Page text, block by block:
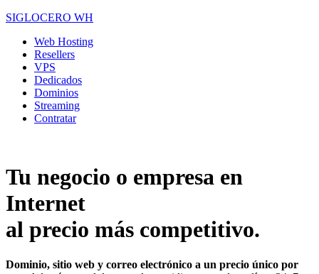
SIGLOCERO WH
Web Hosting
Resellers
VPS
Dedicados
Dominios
Streaming
Contratar
Tu negocio o empresa en
Internet
al precio más competitivo.
Dominio, sitio web y correo electrónico a un precio único por